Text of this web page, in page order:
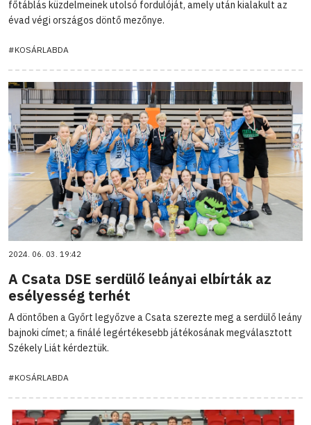
főtáblás küzdelmeinek utolsó fordulóját, amely után kialakult az
évad végi országos döntő mezőnye.
#KOSÁRLABDA
2024. 06. 03. 19:42
A Csata DSE serdülő leányai elbírták az
esélyesség terhét
A döntőben a Győrt legyőzve a Csata szerezte meg a serdülő leány
bajnoki címet; a finálé legértékesebb játékosának megválasztott
Székely Liát kérdeztük.
#KOSÁRLABDA